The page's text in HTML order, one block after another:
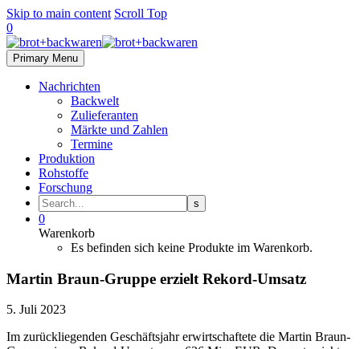
Skip to main content Scroll Top
0
Primary Menu
Nachrichten
Backwelt
Zulieferanten
Märkte und Zahlen
Termine
Produktion
Rohstoffe
Forschung
0
Warenkorb
Es befinden sich keine Produkte im Warenkorb.
Martin Braun-Gruppe erzielt Rekord-Umsatz
5. Juli 2023
Im zurückliegenden Geschäftsjahr erwirtschaftete die Martin Braun-